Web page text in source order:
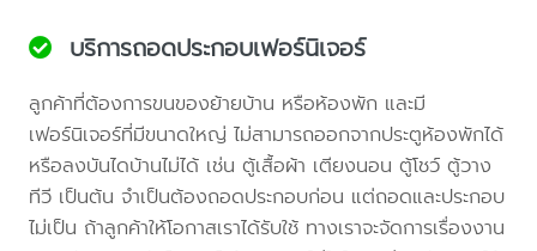
บริการถอดประกอบเฟอร์นิเจอร์
ลูกค้าที่ต้องการขนของย้ายบ้าน หรือห้องพัก และมี
เฟอร์นิเจอร์ที่มีขนาดใหญ่ ไม่สามารถออกจากประตูห้องพักได้
หรือลงบันไดบ้านไม่ได้ เช่น ตู้เสื้อผ้า เตียงนอน ตู้โชว์ ตู้วาง
ทีวี เป็นต้น จำเป็นต้องถอดประกอบก่อน แต่ถอดและประกอบ
ไม่เป็น ถ้าลูกค้าให้โอกาสเราได้รับใช้ ทางเราจะจัดการเรื่องงาน